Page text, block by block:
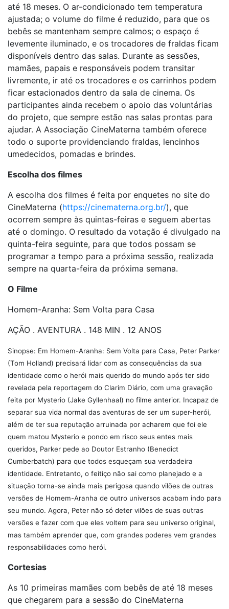
até 18 meses. O ar-condicionado tem temperatura
ajustada; o volume do filme é reduzido, para que os
bebês se mantenham sempre calmos; o espaço é
levemente iluminado, e os trocadores de fraldas ficam
disponíveis dentro das salas. Durante as sessões,
mamães, papais e responsáveis podem transitar
livremente, ir até os trocadores e os carrinhos podem
ficar estacionados dentro da sala de cinema. Os
participantes ainda recebem o apoio das voluntárias
do projeto, que sempre estão nas salas prontas para
ajudar. A Associação CineMaterna também oferece
todo o suporte providenciando fraldas, lencinhos
umedecidos, pomadas e brindes.
Escolha dos filmes
A escolha dos filmes é feita por enquetes no site do
CineMaterna (https://cinematerna.org.br/), que
ocorrem sempre às quintas-feiras e seguem abertas
até o domingo. O resultado da votação é divulgado na
quinta-feira seguinte, para que todos possam se
programar a tempo para a próxima sessão, realizada
sempre na quarta-feira da próxima semana.
O Filme
Homem-Aranha: Sem Volta para Casa
AÇÃO . AVENTURA . 148 MIN . 12 ANOS
Sinopse: Em Homem-Aranha: Sem Volta para Casa, Peter Parker
(Tom Holland) precisará lidar com as consequências da sua
identidade como o herói mais querido do mundo após ter sido
revelada pela reportagem do Clarim Diário, com uma gravação
feita por Mysterio (Jake Gyllenhaal) no filme anterior. Incapaz de
separar sua vida normal das aventuras de ser um super-herói,
além de ter sua reputação arruinada por acharem que foi ele
quem matou Mysterio e pondo em risco seus entes mais
queridos, Parker pede ao Doutor Estranho (Benedict
Cumberbatch) para que todos esqueçam sua verdadeira
identidade. Entretanto, o feitiço não sai como planejado e a
situação torna-se ainda mais perigosa quando vilões de outras
versões de Homem-Aranha de outro universos acabam indo para
seu mundo. Agora, Peter não só deter vilões de suas outras
versões e fazer com que eles voltem para seu universo original,
mas também aprender que, com grandes poderes vem grandes
responsabilidades como herói.
Cortesias
As 10 primeiras mamães com bebês de até 18 meses
que chegarem para a sessão do CineMaterna